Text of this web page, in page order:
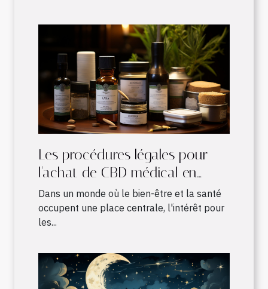
Les procédures légales pour
l'achat de CBD médical en
France
Dans un monde où le bien-être et la santé
occupent une place centrale, l'intérêt pour
les...